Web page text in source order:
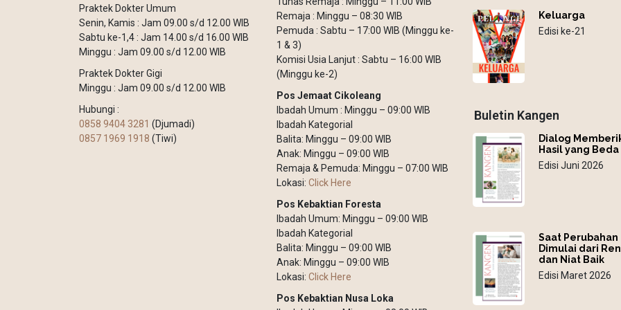
Praktek Dokter Umum
Senin, Kamis : Jam 09.00 s/d 12.00 WIB
Sabtu ke-1,4 : Jam 14.00 s/d 16.00 WIB
Minggu : Jam 09.00 s/d 12.00 WIB
Praktek Dokter Gigi
Minggu : Jam 09.00 s/d 12.00 WIB
Hubungi :
0858 9404 3281 (Djumadi)
0857 1969 1918 (Tiwi)
Remaja : Minggu – 08:30 WIB
Pemuda : Sabtu – 17:00 WIB (Minggu ke-
1 & 3)
Komisi Usia Lanjut : Sabtu – 16:00 WIB
(Minggu ke-2)
Pos Jemaat Cikoleang
Ibadah Umum : Minggu – 09:00 WIB
Ibadah Kategorial
Balita: Minggu – 09:00 WIB
Anak: Minggu – 09:00 WIB
Remaja & Pemuda: Minggu – 07:00 WIB
Lokasi: Click Here
Pos Kebaktian Foresta
Ibadah Umum: Minggu – 09:00 WIB
Ibadah Kategorial
Balita: Minggu – 09:00 WIB
Anak: Minggu – 09:00 WIB
Lokasi: Click Here
Pos Kebaktian Nusa Loka
Keluarga
Edisi ke-21
Buletin Kangen
Dialog
Hasil yang Beda
Edisi Juni 2026
Saat Perubahan
Dimulai dari
dan Niat Baik
Edisi Maret 2026